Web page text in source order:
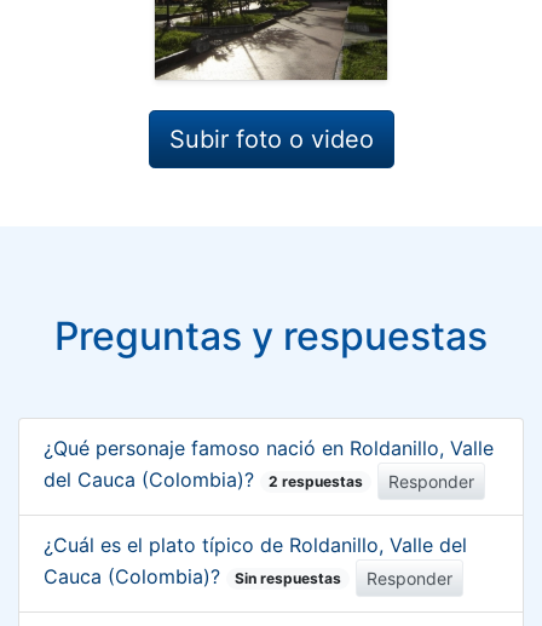
Subir foto o video
Preguntas y respuestas
¿Qué personaje famoso nació en Roldanillo, Valle
del Cauca (Colombia)?
2 respuestas Responder
¿Cuál es el plato típico de Roldanillo, Valle del
Cauca (Colombia)?
Sin respuestas Responder